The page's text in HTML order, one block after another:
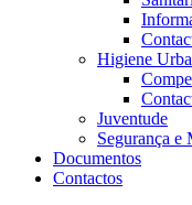
Higiene
Juventude
Segurança e
Documentos
Contactos